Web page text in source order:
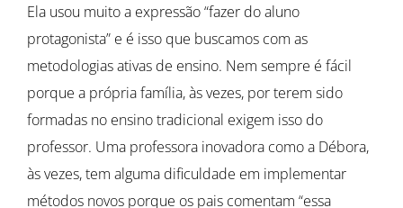
Ela usou muito a expressão “fazer do aluno
protagonista” e é isso que buscamos com as
metodologias ativas de ensino. Nem sempre é fácil
porque a própria família, às vezes, por terem sido
formadas no ensino tradicional exigem isso do
professor. Uma professora inovadora como a Débora,
às vezes, tem alguma dificuldade em implementar
métodos novos porque os pais comentam “essa